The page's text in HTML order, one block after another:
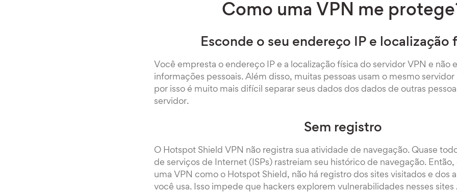
Como uma VPN me
Esconde o seu endereço IP e localização
Você empresta o endereço IP e a localização física do servidor VPN e não
informações pessoais. Além disso, muitas pessoas usam o mesmo
por isso é muito mais difícil separar seus dados dos dados de outras
servidor.
Sem registro
O Hotspot Shield VPN não registra sua atividade de navegação. Quase
de serviços de Internet (ISPs) rastreiam seu histórico de navegação.
uma VPN como o Hotspot Shield, não há registro dos sites visitados e dos
você usa. Isso impede que hackers explorem vulnerabilidades nesses